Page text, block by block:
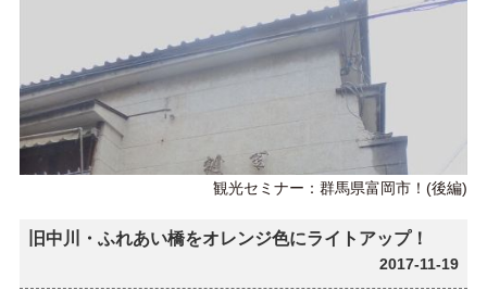
観光セミナー：群馬県富岡市！(後編)
旧中川・ふれあい橋をオレンジ色にライトアップ！
2017-11-19